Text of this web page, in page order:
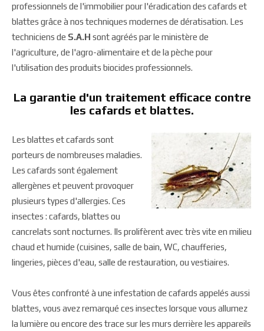
professionnels de l'immobilier pour l'éradication des cafards et
blattes grâce à nos techniques modernes de dératisation. Les
techniciens de S.A.H sont agréés par le ministère de
l'agriculture, de l'agro-alimentaire et de la pèche pour
l'utilisation des produits biocides professionnels.
La garantie d'un traitement efficace contre
les cafards et blattes.
Les blattes et cafards sont
porteurs de nombreuses maladies.
Les cafards sont également
allergènes et peuvent provoquer
plusieurs types d'allergies. Ces
insectes : cafards, blattes ou
cancrelats sont nocturnes. Ils prolifèrent avec très vite en milieu
chaud et humide (cuisines, salle de bain, WC, chaufferies,
lingeries, pièces d'eau, salle de restauration, ou vestiaires.
Vous êtes confronté à une infestation de cafards appelés aussi
blattes, vous avez remarqué ces insectes lorsque vous allumez
la lumière ou encore des trace sur les murs derrière les appareils